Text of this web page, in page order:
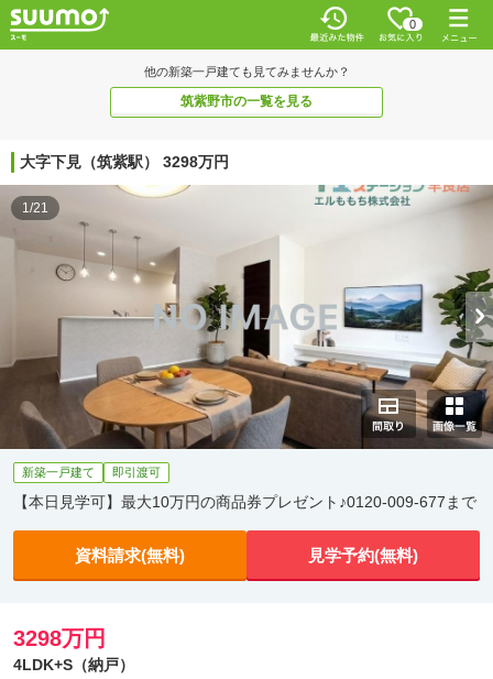
0
他の新築一戸建ても見てみませんか？
筑紫野市の一覧を見る
大字下見（筑紫駅） 3298万円
1/21
新築一戸建て 即引渡可
【本日見学可】最大10万円の商品券プレゼント♪0120-009-677まで
資料請求(無料) 見学予約(無料)
3298万円
4LDK+S（納戸）